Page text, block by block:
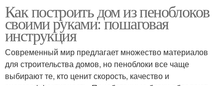
Как построить дом из пеноблоков
своими руками: пошаговая
инструкция
Современный мир предлагает множество материалов
для строительства домов, но пеноблоки все чаще
выбирают те, кто ценит скорость, качество и